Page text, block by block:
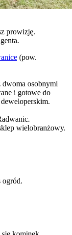
prowizję.
(pow.
dwoma osobnymi
i gotowe do
wielobranżowy.
ogród.